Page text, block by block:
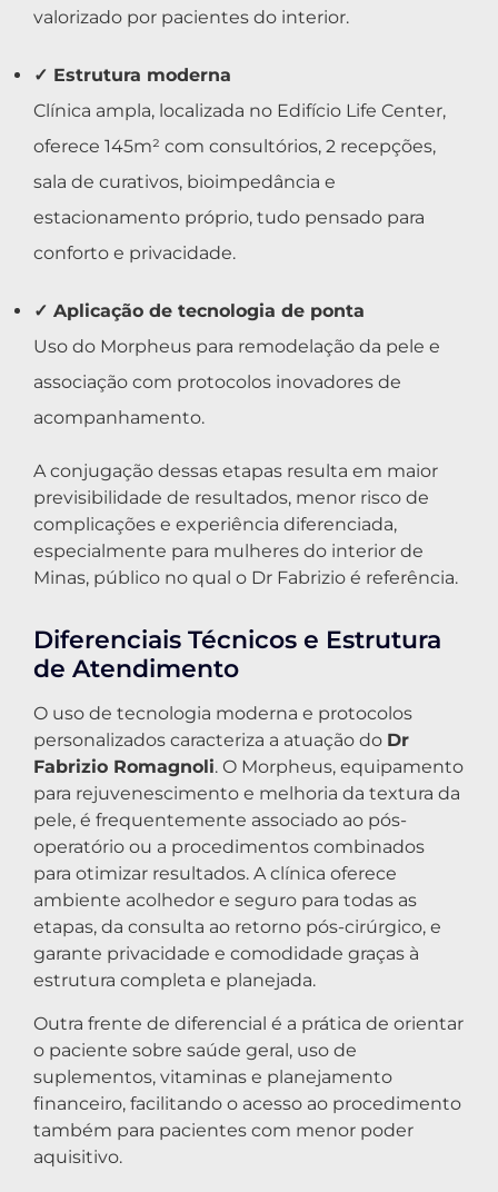
valorizado por pacientes do interior.
✓ Estrutura moderna
Clínica ampla, localizada no Edifício Life Center,
oferece 145m² com consultórios, 2 recepções,
sala de curativos, bioimpedância e
estacionamento próprio, tudo pensado para
conforto e privacidade.
✓ Aplicação de tecnologia de ponta
Uso do Morpheus para remodelação da pele e
associação com protocolos inovadores de
acompanhamento.
A conjugação dessas etapas resulta em maior
previsibilidade de resultados, menor risco de
complicações e experiência diferenciada,
especialmente para mulheres do interior de
Minas, público no qual o Dr Fabrizio é referência.
Diferenciais Técnicos e Estrutura
de Atendimento
O uso de tecnologia moderna e protocolos
personalizados caracteriza a atuação do Dr
Fabrizio Romagnoli. O Morpheus, equipamento
para rejuvenescimento e melhoria da textura da
pele, é frequentemente associado ao pós-
operatório ou a procedimentos combinados
para otimizar resultados. A clínica oferece
ambiente acolhedor e seguro para todas as
etapas, da consulta ao retorno pós-cirúrgico, e
garante privacidade e comodidade graças à
estrutura completa e planejada.
Outra frente de diferencial é a prática de orientar
o paciente sobre saúde geral, uso de
suplementos, vitaminas e planejamento
financeiro, facilitando o acesso ao procedimento
também para pacientes com menor poder
aquisitivo.